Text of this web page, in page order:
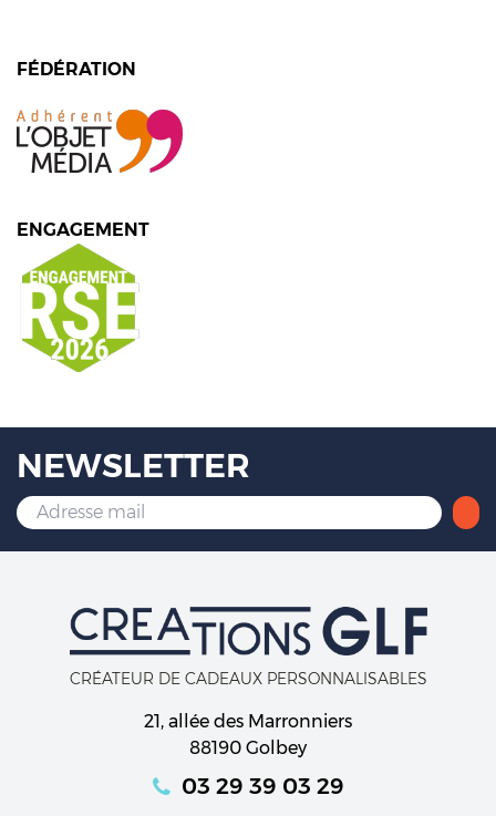
FÉDÉRATION
ENGAGEMENT
NEWSLETTER
CRÉATEUR DE CADEAUX PERSONNALISABLES
21, allée des Marronniers
88190 Golbey
03 29 39 03 29